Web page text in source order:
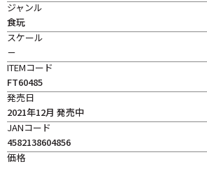
ジャンル
食玩
スケール
－
ITEMコード
FT60485
発売日
2021年12月 発売中
JANコード
4582138604856
価格